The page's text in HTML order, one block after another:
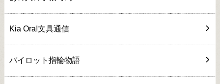
Kia Ora!文具通信
パイロット指輪物語